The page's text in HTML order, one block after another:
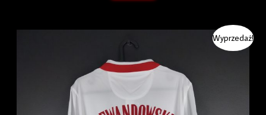
Wyprzedaż!
cena
wynosiła:
349.99 zł. 299.99 zł.